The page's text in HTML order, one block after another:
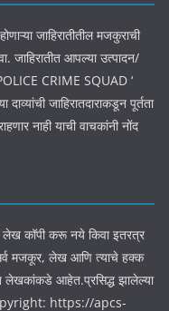
जाहिरातीतील मजकुराची
जाहिरातीत आपल्या उत्पादन/
POLICE CRIME SQUAD ‘
जाहिरातदाराकडून पूर्तता
नाही याची वाचकांनी नोंद
लेख कॉपी करू नये किवा इतरत्र
मजकूर, लेख आणि त्याचे हक्क
लेखकांकडे आहेत.प्रसिद्ध झालेल्या
https://apcs-